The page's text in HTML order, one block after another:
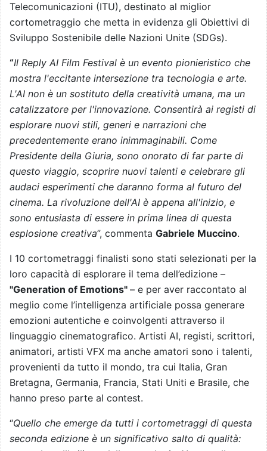
Telecomunicazioni (ITU), destinato al miglior
cortometraggio che metta in evidenza gli Obiettivi di
Sviluppo Sostenibile delle Nazioni Unite (SDGs).
“Il Reply AI Film Festival è un evento pionieristico che
mostra l'eccitante intersezione tra tecnologia e arte.
L'AI non è un sostituto della creatività umana, ma un
catalizzatore per l'innovazione. Consentirà ai registi di
esplorare nuovi stili, generi e narrazioni che
precedentemente erano inimmaginabili. Come
Presidente della Giuria, sono onorato di far parte di
questo viaggio, scoprire nuovi talenti e celebrare gli
audaci esperimenti che daranno forma al futuro del
cinema. La rivoluzione dell'AI è appena all'inizio, e
sono entusiasta di essere in prima linea di questa
esplosione creativa”, commenta Gabriele Muccino.
I 10 cortometraggi finalisti sono stati selezionati per la
loro capacità di esplorare il tema dell’edizione –
"Generation of Emotions" – e per aver raccontato al
meglio come l’intelligenza artificiale possa generare
emozioni autentiche e coinvolgenti attraverso il
linguaggio cinematografico. Artisti AI, registi, scrittori,
animatori, artisti VFX ma anche amatori sono i talenti,
provenienti da tutto il mondo, tra cui Italia, Gran
Bretagna, Germania, Francia, Stati Uniti e Brasile, che
hanno preso parte al contest.
“Quello che emerge da tutti i cortometraggi di questa
seconda edizione è un significativo salto di qualità: